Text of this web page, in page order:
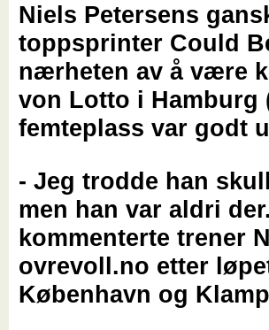
Niels Petersens
toppsprinter Could
nærheten av å være
von Lotto i Hamburg
femteplass var godt
- Jeg trodde han
men han var aldri
kommenterte trener
ovrevoll.no etter
København og